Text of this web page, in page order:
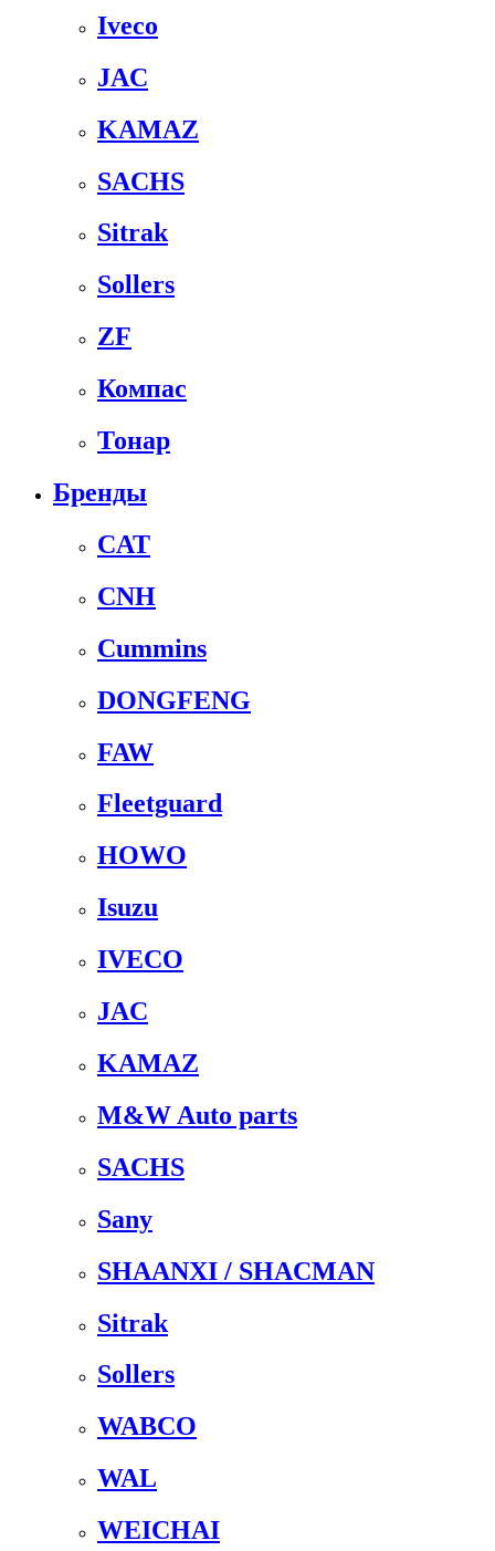
Iveco
JAC
KAMAZ
SACHS
Sitrak
Sollers
ZF
Компас
Тонар
Бренды
CAT
CNH
Cummins
DONGFENG
FAW
Fleetguard
HOWO
Isuzu
IVECO
JAC
KAMAZ
M&W Auto parts
SACHS
Sany
SHAANXI / SHACMAN
Sitrak
Sollers
WABCO
WAL
WEICHAI